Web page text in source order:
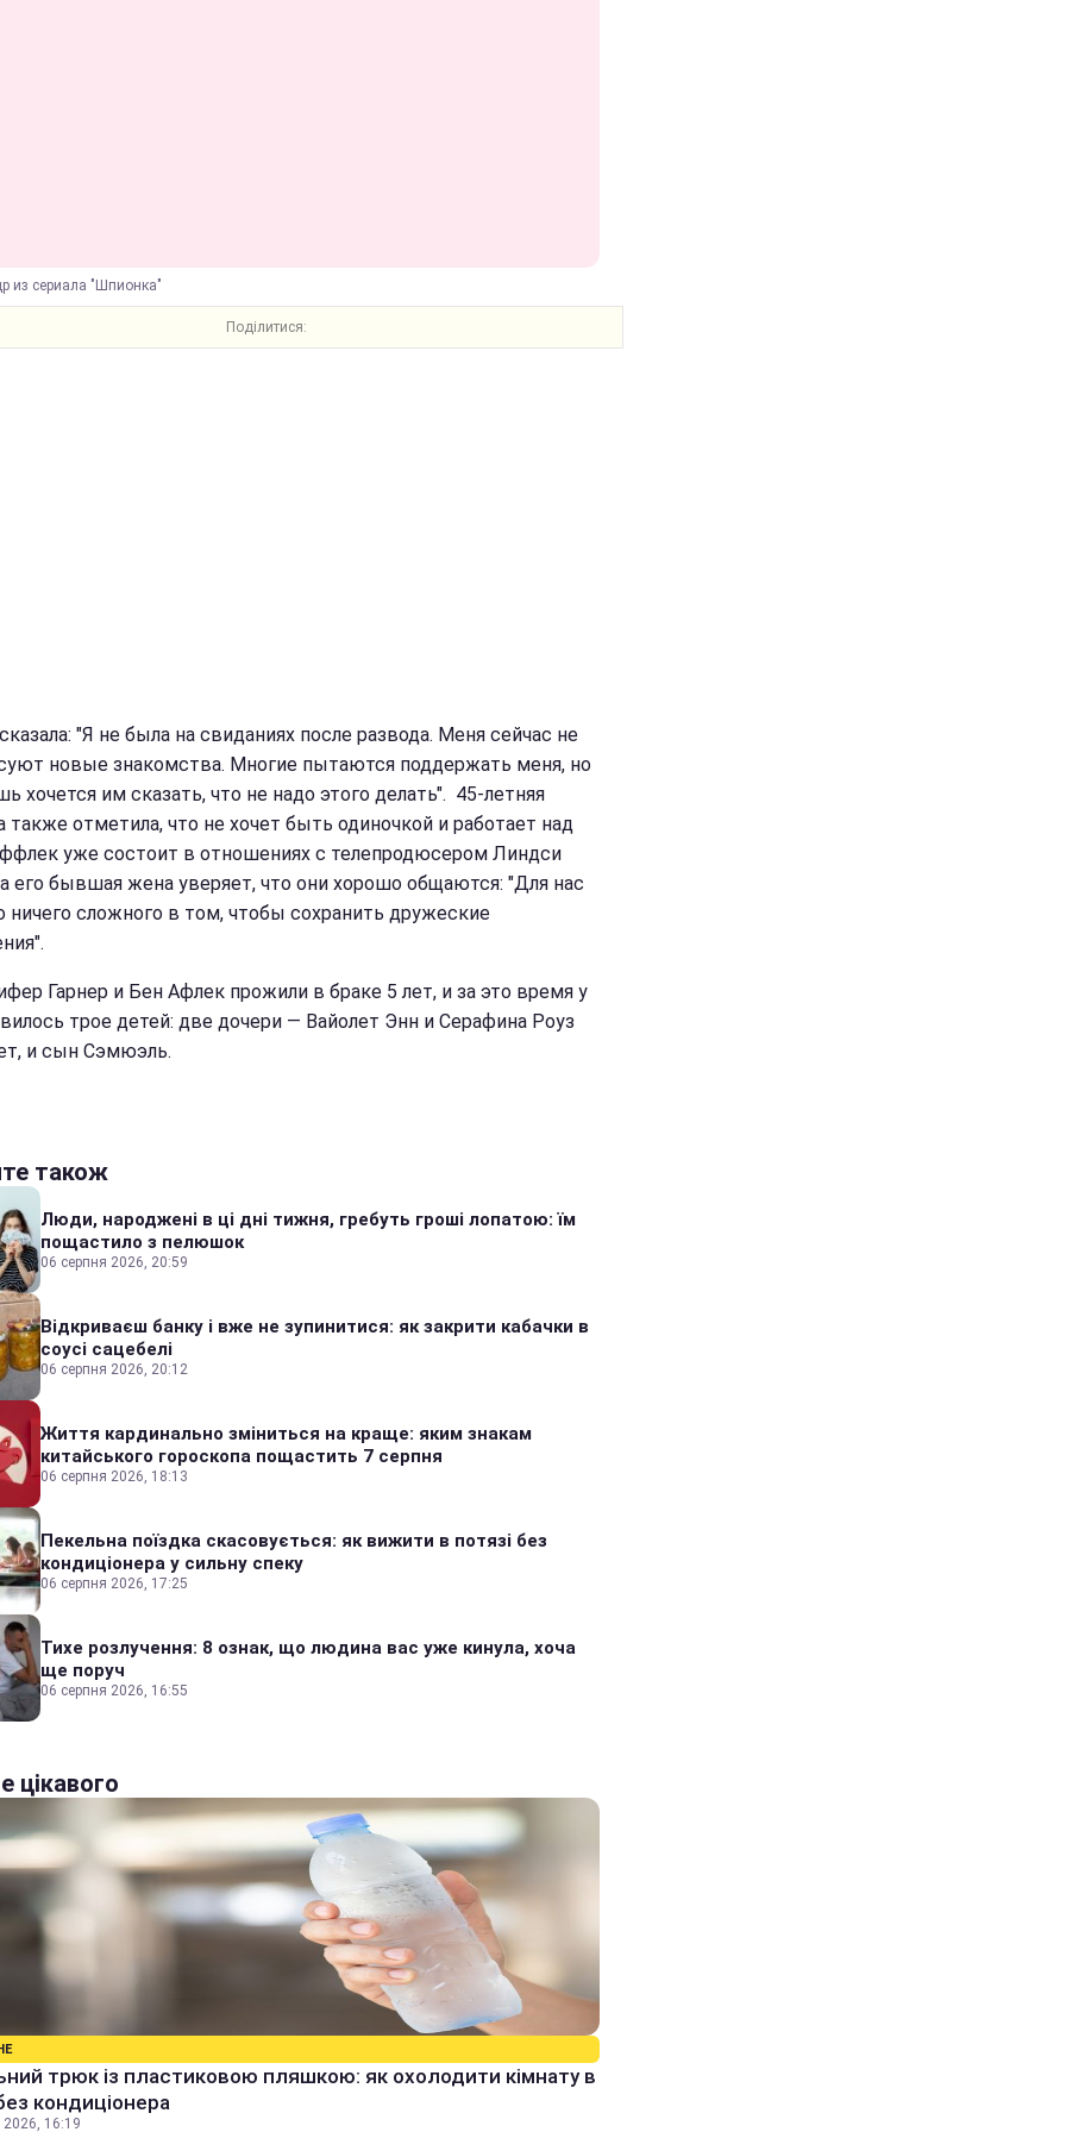
из сериала "Шпионка"
Поділитися:
"Я не была на свиданиях после развода. Меня сейчас не
новые знакомства. Многие пытаются поддержать меня, но
хочется им сказать, что не надо этого делать". 45-летняя
также отметила, что не хочет быть одиночкой и работает над
уже состоит в отношениях с телепродюсером Линдси
его бывшая жена уверяет, что они хорошо общаются: "Для нас
ничего сложного в том, чтобы сохранить дружеские
Гарнер и Бен Афлек прожили в браке 5 лет, и за это время у
трое детей: две дочери — Вайолет Энн и Серафина Роуз
и сын Сэмюэль.
також
Люди, народжені в ці дні тижня, гребуть гроші лопатою: їм
пощастило з пелюшок
06 серпня 2026, 20:59
Відкриваєш банку і вже не зупинитися: як закрити кабачки в
соусі сацебелі
06 серпня 2026, 20:12
Життя кардинально зміниться на краще: яким знакам
китайського гороскопа пощастить 7 серпня
06 серпня 2026, 18:13
Пекельна поїздка скасовується: як вижити в потязі без
кондиціонера у сильну спеку
06 серпня 2026, 17:25
Тихе розлучення: 8 ознак, що людина вас уже кинула, хоча
ще поруч
06 серпня 2026, 16:55
цікавого
трюк із пластиковою пляшкою: як охолодити кімнату в
кондиціонера
2026, 16:19